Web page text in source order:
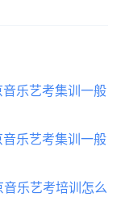
乐艺考集训一般
乐艺考集训一般
乐艺考培训怎么